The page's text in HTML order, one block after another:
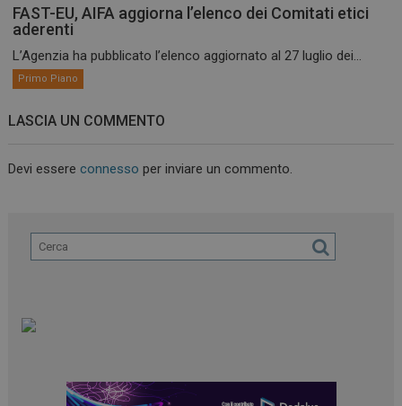
FAST-EU, AIFA aggiorna l’elenco dei Comitati etici
aderenti
L’Agenzia ha pubblicato l’elenco aggiornato al 27 luglio dei...
Primo Piano
LASCIA UN COMMENTO
Devi essereconnesso per inviare un commento.